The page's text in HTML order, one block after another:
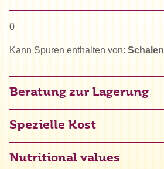
0
Kann Spuren enthalten von:
Beratung zur Lagerung
Spezielle Kost
Glutenfrei zertifiziert (NL-090-
Nutritional values